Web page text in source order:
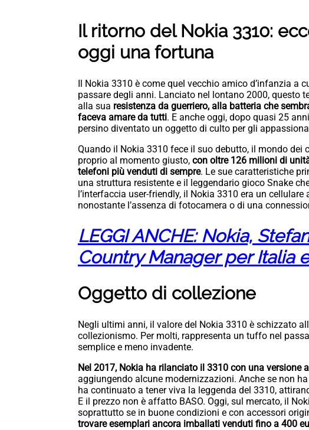
Il ritorno del Nokia 3310:
oggi una fortuna
Il Nokia 3310 è come quel vecchio amico d’infanzia a
passare degli anni. Lanciato nel lontano 2000, questo
alla sua resistenza da guerriero, alla batteria che
faceva amare da tutti. E anche oggi, dopo quasi 25
persino diventato un oggetto di culto per gli
Quando il Nokia 3310 fece il suo debutto, il mondo
proprio al momento giusto, con oltre 126 milioni di
telefoni più venduti di sempre. Le sue caratteristiche
una struttura resistente e il leggendario gioco Snake
l’interfaccia user-friendly, il Nokia 3310 era un
nonostante l’assenza di fotocamera o di una
LEGGI ANCHE: Nokia,
Country Manager per Italia
Oggetto di collezione
Negli ultimi anni, il valore del Nokia 3310 è schizzato
collezionismo. Per molti, rappresenta un tuffo nel
semplice e meno invadente.
Nel 2017, Nokia ha rilanciato il 3310 con una versione
aggiungendo alcune modernizzazioni. Anche se non
ha continuato a tener viva la leggenda del 3310,
E il prezzo non è affatto BASO. Oggi, sul mercato, il
soprattutto se in buone condizioni e con accessori
trovare esemplari ancora imballati venduti fino a 400